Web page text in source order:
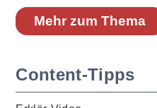
Mehr zum Thema
Content-Tipps